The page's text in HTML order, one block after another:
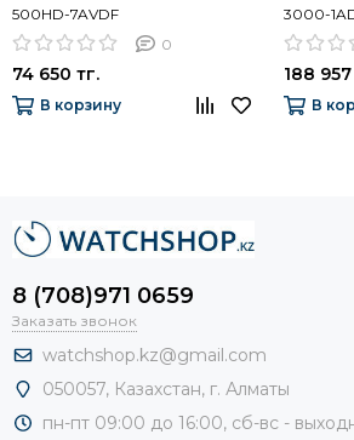
500HD-7AVDF
0
74 650 тг.
В корзину
3000-
188 957
В
8 (708)971 0659
Заказать звонок
watchshop.kz@gmail.com
050057, Казахстан, г. Алматы
пн-пт 09:00 до 16:00, сб-вс -